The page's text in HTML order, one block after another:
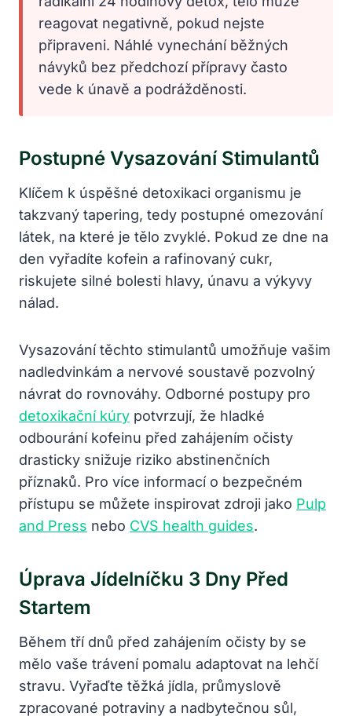
reagovat negativně, pokud nejste
připraveni. Náhlé vynechání běžných
návyků bez předchozí přípravy často
vede k únavě a podrážděnosti.
Postupné Vysazování Stimulantů
Klíčem k úspěšné detoxikaci organismu je
takzvaný tapering, tedy postupné omezování
látek, na které je tělo zvyklé. Pokud ze dne na
den vyřadíte kofein a rafinovaný cukr,
riskujete silné bolesti hlavy, únavu a výkyvy
nálad.
Vysazování těchto stimulantů umožňuje vašim
nadledvinkám a nervové soustavě pozvolný
návrat do rovnováhy. Odborné postupy pro
detoxikační kúry potvrzují, že hladké
odbourání kofeinu před zahájením očisty
drasticky snižuje riziko abstinenčních
příznaků. Pro více informací o bezpečném
přístupu se můžete inspirovat zdroji jako Pulp
and Press nebo CVS health guides.
Úprava Jídelníčku 3 Dny Před
Startem
Během tří dnů před zahájením očisty by se
mělo vaše trávení pomalu adaptovat na lehčí
stravu. Vyřaďte těžká jídla, průmyslově
zpracované potraviny a nadbytečnou sůl,